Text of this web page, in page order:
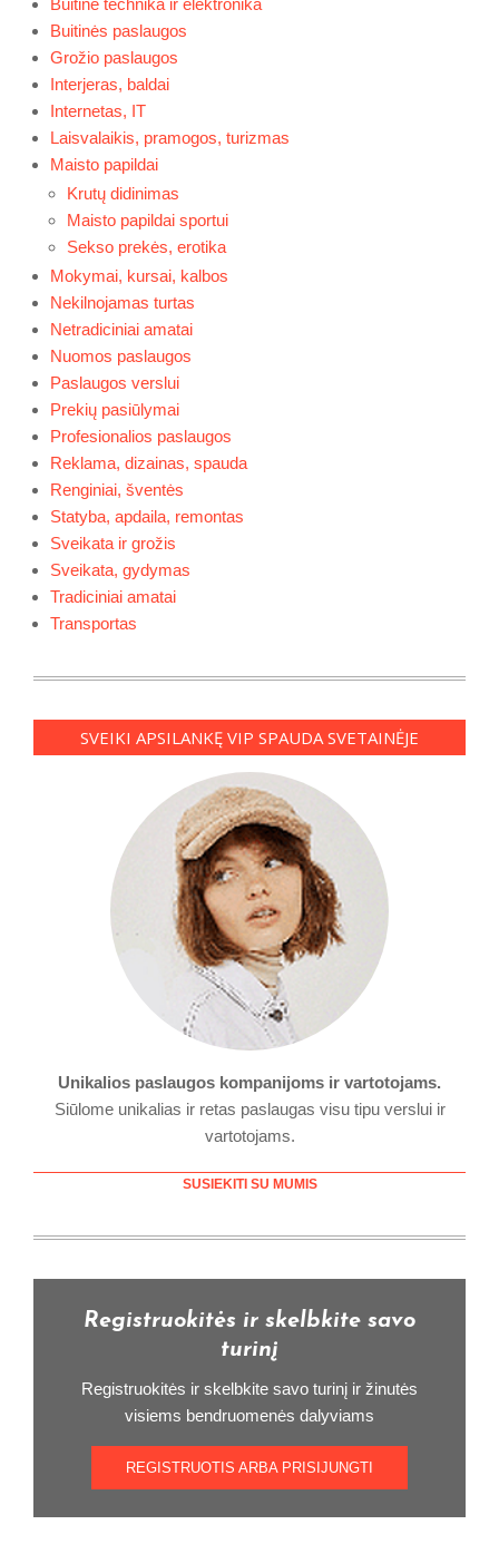
Buitinė technika ir elektronika
Buitinės paslaugos
Grožio paslaugos
Interjeras, baldai
Internetas, IT
Laisvalaikis, pramogos, turizmas
Maisto papildai
Krutų didinimas
Maisto papildai sportui
Sekso prekės, erotika
Mokymai, kursai, kalbos
Nekilnojamas turtas
Netradiciniai amatai
Nuomos paslaugos
Paslaugos verslui
Prekių pasiūlymai
Profesionalios paslaugos
Reklama, dizainas, spauda
Renginiai, šventės
Statyba, apdaila, remontas
Sveikata ir grožis
Sveikata, gydymas
Tradiciniai amatai
Transportas
SVEIKI APSILANKĘ VIP SPAUDA SVETAINĖJE
Unikalios paslaugos kompanijoms ir vartotojams.
Siūlome unikalias ir retas paslaugas visu tipu verslui ir
vartotojams.
SUSIEKITI SU MUMIS
Registruokitės ir skelbkite savo
turinį
Registruokitės ir skelbkite savo turinį ir žinutės
visiems bendruomenės dalyviams
REGISTRUOTIS ARBA PRISIJUNGTI